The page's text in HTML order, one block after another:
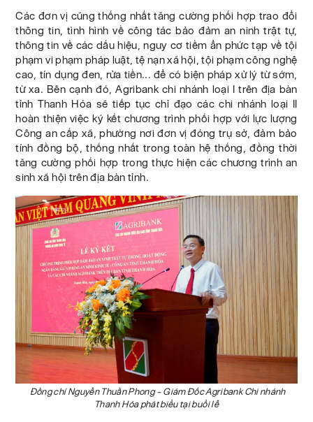
Các đơn vị cũng thống nhất tăng cường phối hợp trao đổi
thông tin, tình hình về công tác bảo đảm an ninh trật tự,
thông tin về các dấu hiệu, nguy cơ tiềm ẩn phức tạp về tội
phạm vi phạm pháp luật, tệ nạn xã hội, tội phạm công nghệ
cao, tín dụng đen, rửa tiền... để có biện pháp xử lý từ sớm,
từ xa. Bên cạnh đó, Agribank chi nhánh loại I trên địa bàn
tỉnh Thanh Hóa sẽ tiếp tục chỉ đạo các chi nhánh loại II
hoàn thiện việc ký kết chương trình phối hợp với lực lượng
Công an cấp xã, phường nơi đơn vị đóng trụ sở, đảm bảo
tính đồng bộ, thống nhất trong toàn hệ thống, đồng thời
tăng cường phối hợp trong thực hiện các chương trình an
sinh xã hội trên địa bàn tỉnh.
Đồng chí Nguyễn Thuần Phong – Giám Đốc Agribank Chi nhánh
Thanh Hóa phát biểu tại buổi lễ